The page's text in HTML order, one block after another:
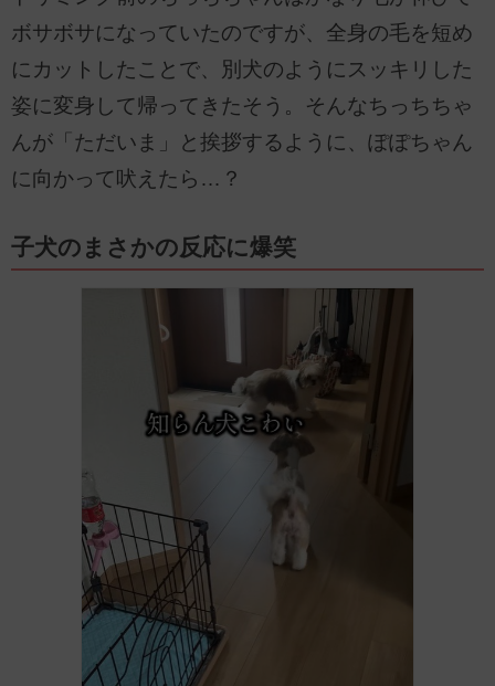
ボサボサになっていたのですが、全身の毛を短め
にカットしたことで、別犬のようにスッキリした
姿に変身して帰ってきたそう。そんなちっちちゃ
んが「ただいま」と挨拶するように、ぽぽちゃん
に向かって吠えたら…？
子犬のまさかの反応に爆笑